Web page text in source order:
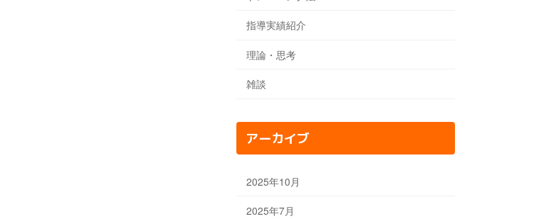
指導実績紹介
理論・思考
雑談
アーカイブ
2025年10月
2025年7月